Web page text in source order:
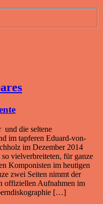
und die seltene
im tapferen Eduard-von-
im Dezember 2014
vielverbreiteten, für ganze
Komponisten im heutigen
zwei Seiten nimmt der
offiziellen Aufnahmen im
[…]